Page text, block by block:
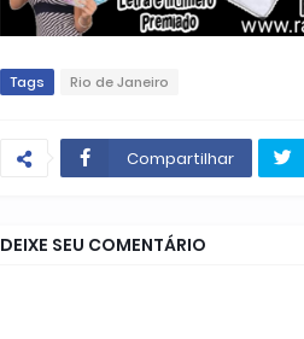
Tags Rio de Janeiro
Compartilhar
DEIXE SEU COMENTÁRIO